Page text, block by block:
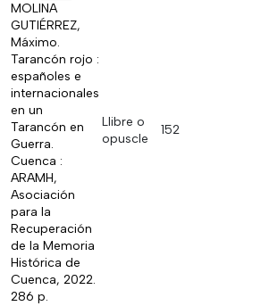
MOLINA
GUTIÉRREZ,
Máximo.
Tarancón rojo :
españoles e
internacionales
en un
Tarancón en
Guerra.
Cuenca :
ARAMH,
Asociación
para la
Recuperación
de la Memoria
Histórica de
Cuenca, 2022.
286 p.
Llibre o
opuscle
152